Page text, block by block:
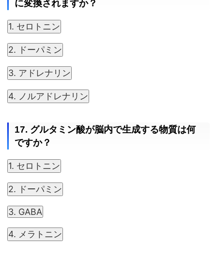
に変換されますか？
1. セロトニン
2. ドーパミン
3. アドレナリン
4. ノルアドレナリン
17. グルタミン酸が脳内で生成する物質は何
ですか？
1. セロトニン
2. ドーパミン
3. GABA
4. メラトニン